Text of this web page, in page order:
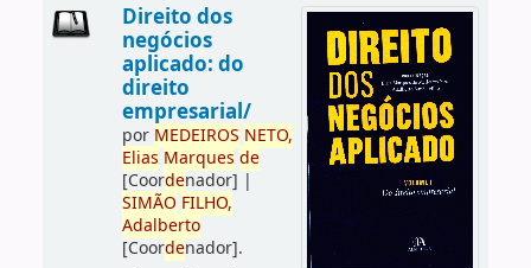
Direito dos
negócios
aplicado: do
direito
empresarial/
por MEDEIROS NETO,
Elias Marques de
[Coordenador] |
SIMÃO FILHO,
Adalberto
[Coordenador].